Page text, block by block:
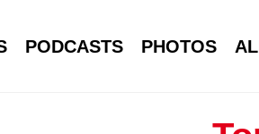
PODCASTS PHOTOS